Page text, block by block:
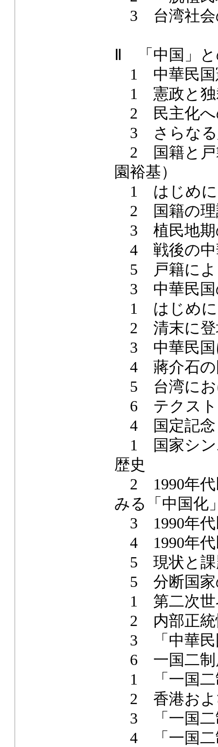
3 台湾社会
Ⅱ 「中国」と
1 中華民国
1 憲政と独
2 民主化へ
3 さらなる
2 国籍と戸
園裕基）
1 はじめに
2 国籍の理
3 植民地期
4 戦後の中
5 戸籍によ
3 中華民国
1 はじめに
2 清末に登
3 中華民国
4 蔣介石の
5 台湾にお
6 テクスト
4 国定記念
1 国家シン
歴史
2 1990年代
みる「中国化
3 1990年代
4 1990年代
5 現状と課
5 分断国家
1 第二次世
2 内部正統
3 「中華民
6 一国二制
1 「一国二
2 香港およ
3 「一国二
4 「一国二